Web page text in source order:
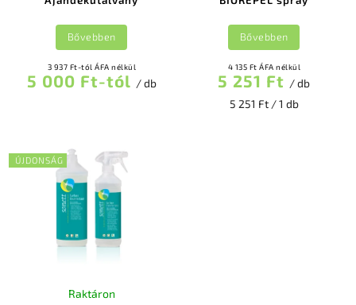
3 937 Ft-tól ÁFA nélkül
5 000 Ft-tól / db
Bővebben
4 135 Ft ÁFA nélkül
5 251 Ft / db
5 251 Ft / 1 db
Bővebben
ÚJDONSÁG
Raktáron